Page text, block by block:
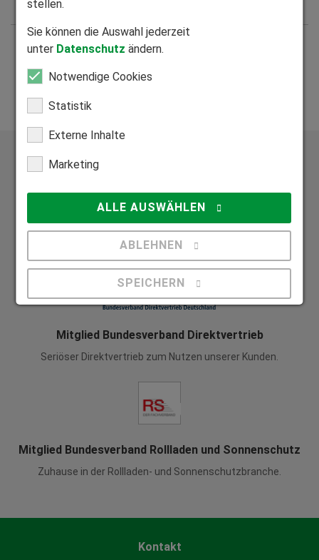
Suchergebnisse 21 bis 30 von 761
Exklusive Bauelemente aus vier zertifizierten Werken
Wir fertigen alle Produkte individuell auf Maß.
Mitglied Bundesverband Direktvertrieb
Seriöser Direktvertrieb zum Nutzen unserer Kunden.
Mitglied Bundesverband Rollladen und Sonnenschutz
Zuhause in der Rollladen- und Sonnenschutzbranche.
Kontakt
stellen.
Sie können die Auswahl jederzeit
unter Datenschutz ändern.
Notwendige Cookies
Statistik
Externe Inhalte
Marketing
ALLE AUSWÄHLEN
ABLEHNEN
SPEICHERN
Impressum Datenschutz